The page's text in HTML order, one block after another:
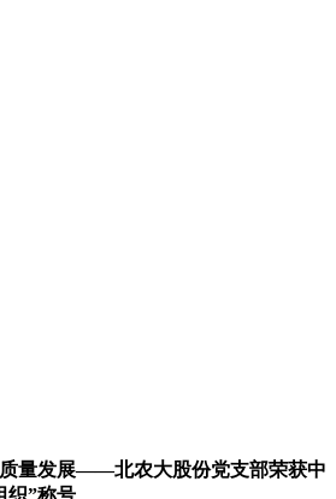
量发展——北农大股份党支部荣获中
织”称号